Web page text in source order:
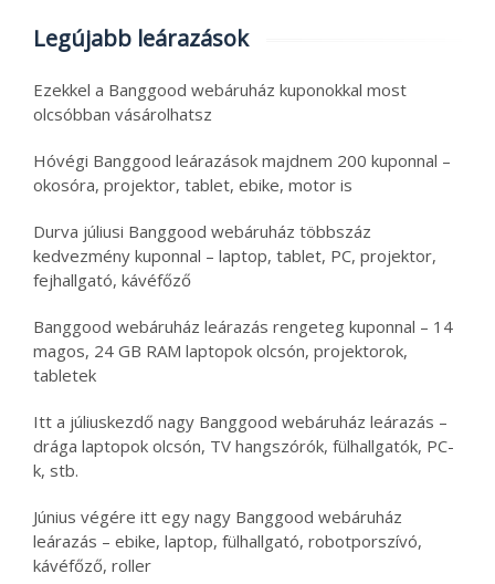
Legújabb leárazások
Ezekkel a Banggood webáruház kuponokkal most
olcsóbban vásárolhatsz
Hóvégi Banggood leárazások majdnem 200 kuponnal –
okosóra, projektor, tablet, ebike, motor is
Durva júliusi Banggood webáruház többszáz
kedvezmény kuponnal – laptop, tablet, PC, projektor,
fejhallgató, kávéfőző
Banggood webáruház leárazás rengeteg kuponnal – 14
magos, 24 GB RAM laptopok olcsón, projektorok,
tabletek
Itt a júliuskezdő nagy Banggood webáruház leárazás –
drága laptopok olcsón, TV hangszórók, fülhallgatók, PC-
k, stb.
Június végére itt egy nagy Banggood webáruház
leárazás – ebike, laptop, fülhallgató, robotporszívó,
kávéfőző, roller